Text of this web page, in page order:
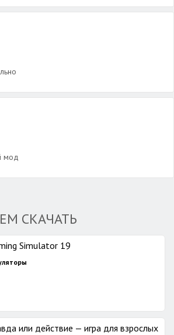
мод
СКАЧАТЬ
Simulator 19
или действие — игра для взрослых